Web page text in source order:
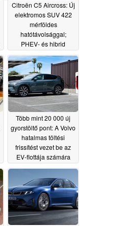
Citroën C5 Aircross: Új
elektromos SUV 422
mérföldes
hatótávolsággal;
PHEV- és hibrid
07/07/2026
Több mint 20 000 új
gyorstöltő pont: A Volvo
hatalmas töltési
frissítést vezet be az
EV-flottája számára
05/28/2026